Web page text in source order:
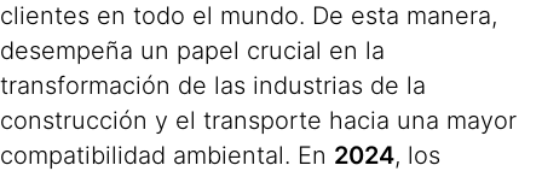
clientes en todo el mundo. De esta manera,
desempeña un papel crucial en la
transformación de las industrias de la
construcción y el transporte hacia una mayor
compatibilidad ambiental. En 2024, los